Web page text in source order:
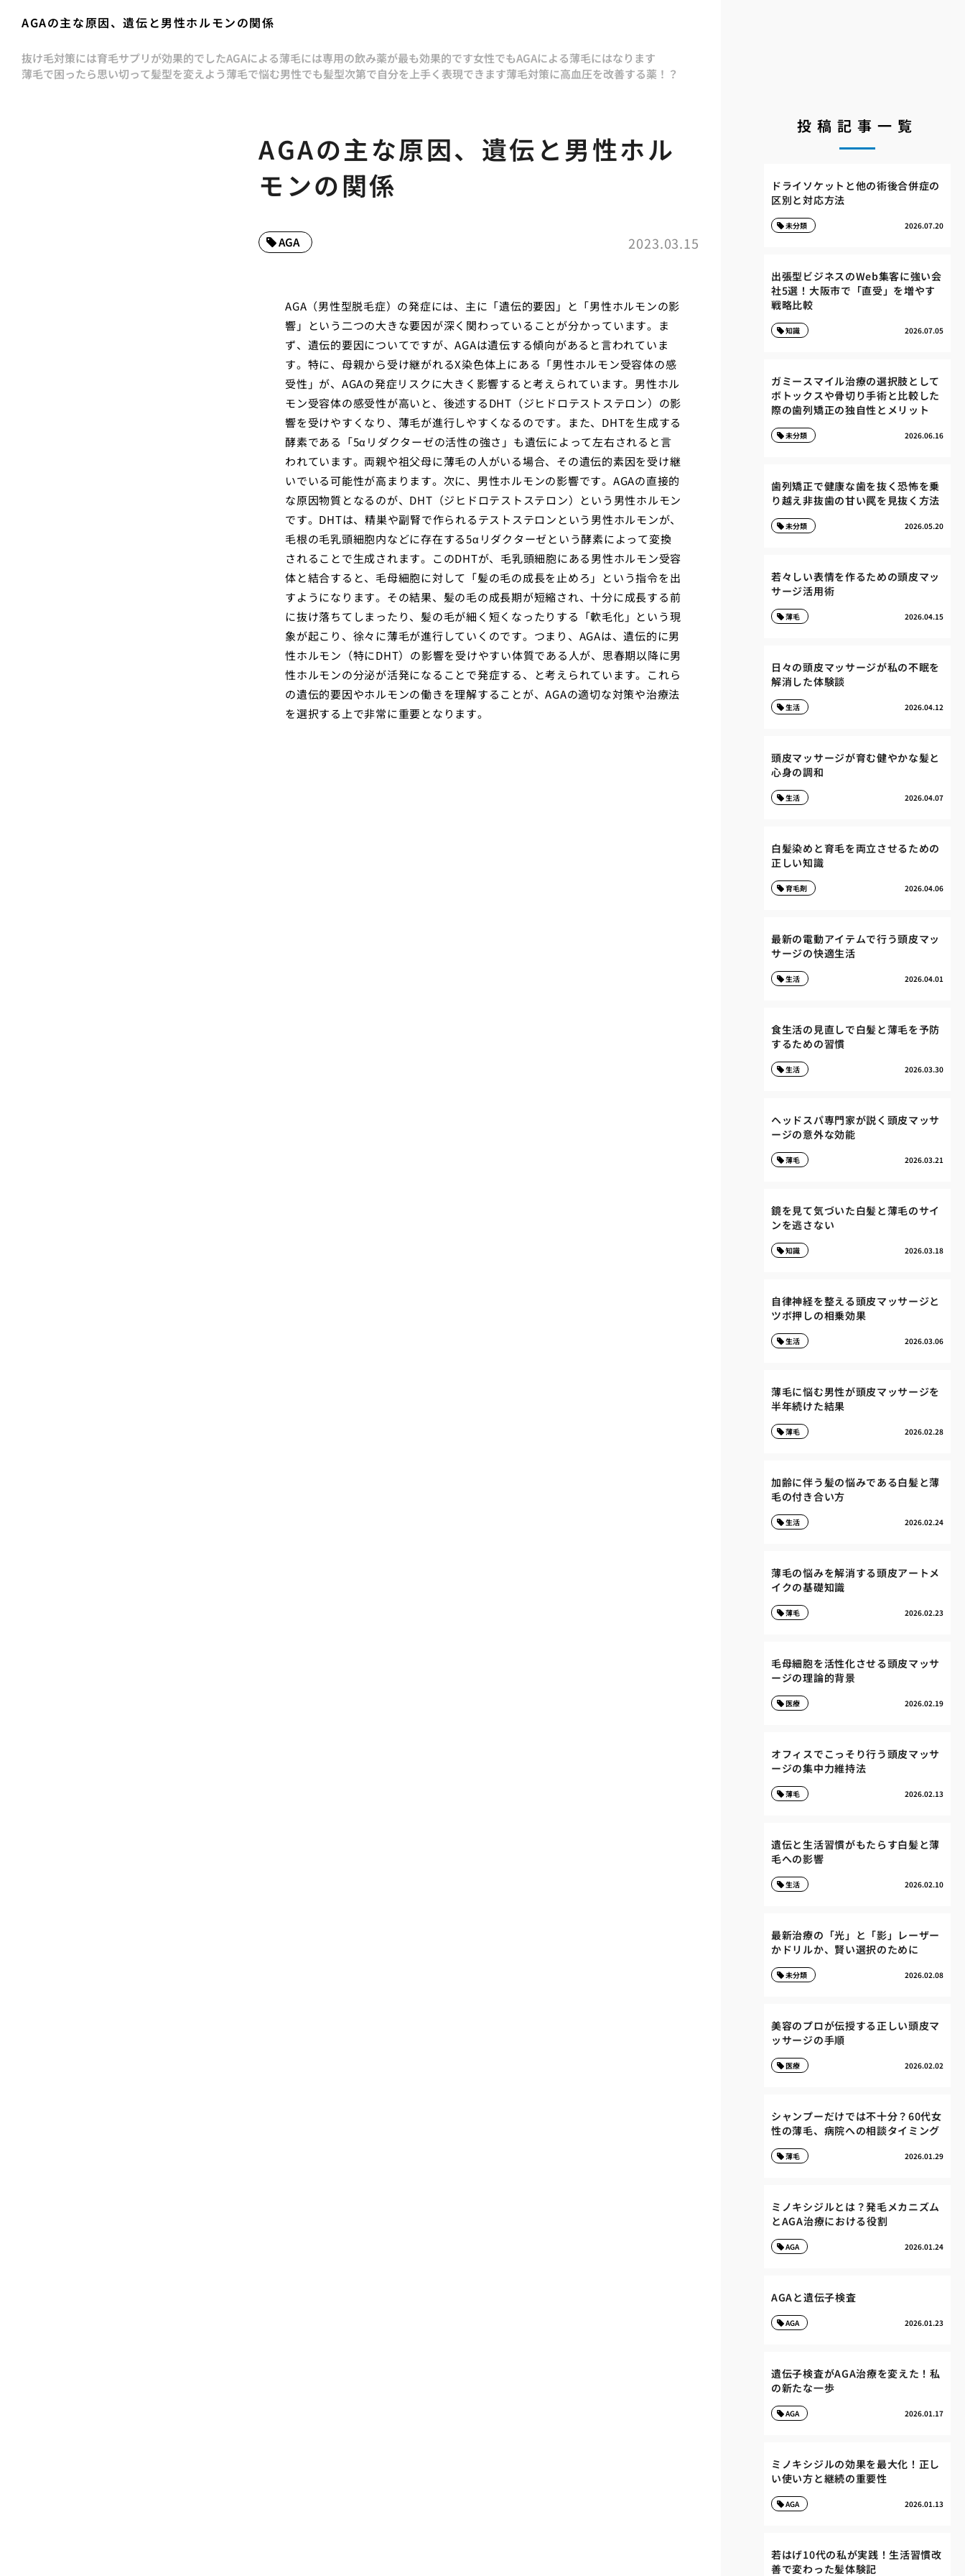
AGAの主な原因、遺伝と男性ホルモンの関係
抜け毛対策には育毛サプリが効果的でしたAGAによる薄毛には専用の飲み薬が最も効果的です女性でもAGAによる薄毛にはなります
薄毛で困ったら思い切って髪型を変えよう薄毛で悩む男性でも髪型次第で自分を上手く表現できます薄毛対策に高血圧を改善する薬！？
AGAの主な原因、遺伝と男性ホル
モンの関係
2023.03.15
AGA
AGA（男性型脱毛症）の発症には、主に「遺伝的要因」と「男性ホルモンの影
響」という二つの大きな要因が深く関わっていることが分かっています。ま
ず、遺伝的要因についてですが、AGAは遺伝する傾向があると言われていま
す。特に、母親から受け継がれるX染色体上にある「男性ホルモン受容体の感
受性」が、AGAの発症リスクに大きく影響すると考えられています。男性ホル
モン受容体の感受性が高いと、後述するDHT（ジヒドロテストステロン）の影
響を受けやすくなり、薄毛が進行しやすくなるのです。また、DHTを生成する
酵素である「5αリダクターゼの活性の強さ」も遺伝によって左右されると言
われています。両親や祖父母に薄毛の人がいる場合、その遺伝的素因を受け継
いでいる可能性が高まります。次に、男性ホルモンの影響です。AGAの直接的
な原因物質となるのが、DHT（ジヒドロテストステロン）という男性ホルモン
です。DHTは、精巣や副腎で作られるテストステロンという男性ホルモンが、
毛根の毛乳頭細胞内などに存在する5αリダクターゼという酵素によって変換
されることで生成されます。このDHTが、毛乳頭細胞にある男性ホルモン受容
体と結合すると、毛母細胞に対して「髪の毛の成長を止めろ」という指令を出
すようになります。その結果、髪の毛の成長期が短縮され、十分に成長する前
に抜け落ちてしまったり、髪の毛が細く短くなったりする「軟毛化」という現
象が起こり、徐々に薄毛が進行していくのです。つまり、AGAは、遺伝的に男
性ホルモン（特にDHT）の影響を受けやすい体質である人が、思春期以降に男
性ホルモンの分泌が活発になることで発症する、と考えられています。これら
の遺伝的要因やホルモンの働きを理解することが、AGAの適切な対策や治療法
を選択する上で非常に重要となります。
投稿記事一覧
ドライソケットと他の術後合併症の
区別と対応方法
2026.07.20
未分類
出張型ビジネスのWeb集客に強い会
社5選！大阪市で「直受」を増やす
戦略比較
2026.07.05
知識
ガミースマイル治療の選択肢として
ボトックスや骨切り手術と比較した
際の歯列矯正の独自性とメリット
2026.06.16
未分類
歯列矯正で健康な歯を抜く恐怖を乗
り越え非抜歯の甘い罠を見抜く方法
2026.05.20
未分類
若々しい表情を作るための頭皮マッ
サージ活用術
2026.04.15
薄毛
日々の頭皮マッサージが私の不眠を
解消した体験談
2026.04.12
生活
頭皮マッサージが育む健やかな髪と
心身の調和
2026.04.07
生活
白髪染めと育毛を両立させるための
正しい知識
2026.04.06
育毛剤
最新の電動アイテムで行う頭皮マッ
サージの快適生活
2026.04.01
生活
食生活の見直しで白髪と薄毛を予防
するための習慣
2026.03.30
生活
ヘッドスパ専門家が説く頭皮マッサ
ージの意外な効能
2026.03.21
薄毛
鏡を見て気づいた白髪と薄毛のサイ
ンを逃さない
2026.03.18
知識
自律神経を整える頭皮マッサージと
ツボ押しの相乗効果
2026.03.06
生活
薄毛に悩む男性が頭皮マッサージを
半年続けた結果
2026.02.28
薄毛
加齢に伴う髪の悩みである白髪と薄
毛の付き合い方
2026.02.24
生活
薄毛の悩みを解消する頭皮アートメ
イクの基礎知識
2026.02.23
薄毛
毛母細胞を活性化させる頭皮マッサ
ージの理論的背景
2026.02.19
医療
オフィスでこっそり行う頭皮マッサ
ージの集中力維持法
2026.02.13
薄毛
遺伝と生活習慣がもたらす白髪と薄
毛への影響
2026.02.10
生活
最新治療の「光」と「影」レーザー
かドリルか、賢い選択のために
2026.02.08
未分類
美容のプロが伝授する正しい頭皮マ
ッサージの手順
2026.02.02
医療
シャンプーだけでは不十分？60代女
性の薄毛、病院への相談タイミング
2026.01.29
薄毛
ミノキシジルとは？発毛メカニズム
とAGA治療における役割
2026.01.24
AGA
AGAと遺伝子検査
2026.01.23
AGA
遺伝子検査がAGA治療を変えた！私
の新たな一歩
2026.01.17
AGA
ミノキシジルの効果を最大化！正し
い使い方と継続の重要性
2026.01.13
AGA
若はげ10代の私が実践！生活習慣改
善で変わった髪体験記